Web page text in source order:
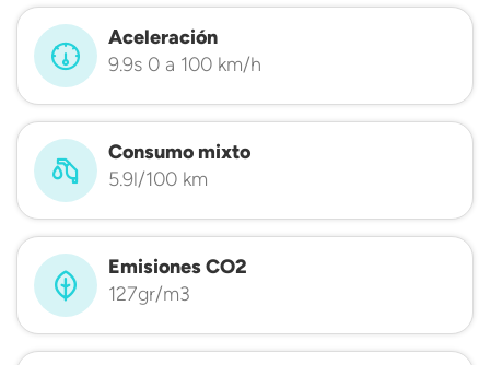
Aceleración
9.9s 0 a 100 km/h
Consumo mixto
5.9l/100 km
Emisiones CO2
127gr/m3